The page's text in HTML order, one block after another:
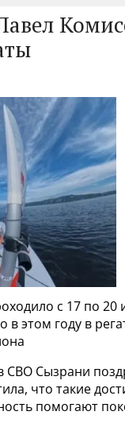
с 17 по 20
в этом году в
СВО Сызрани
что такие
помогают